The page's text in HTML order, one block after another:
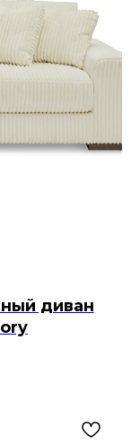
диван